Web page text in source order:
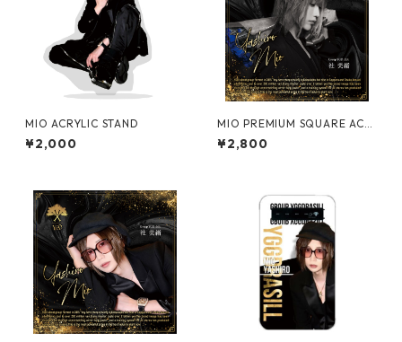
MIO ACRYLIC STAND
¥2,000
MIO PREMIUM SQUARE ACR
YLIC STAND【vol.2】
¥2,800